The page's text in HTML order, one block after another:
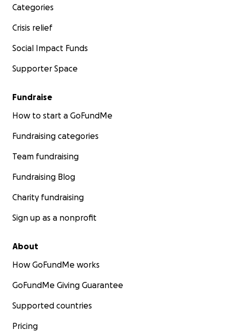
Categories
Crisis relief
Social Impact Funds
Supporter Space
Fundraise
How to start a GoFundMe
Fundraising categories
Team fundraising
Fundraising Blog
Charity fundraising
Sign up as a nonprofit
About
How GoFundMe works
GoFundMe Giving Guarantee
Supported countries
Pricing